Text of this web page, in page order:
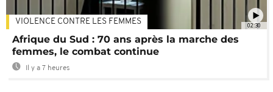
02:30
VIOLENCE CONTRE LES FEMMES
Afrique du Sud : 70 ans après la marche des
femmes, le combat continue
Il y a 7 heures